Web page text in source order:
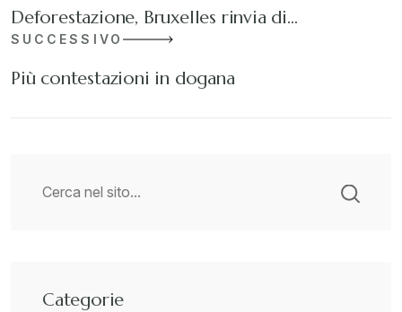
Deforestazione, Bruxelles rinvia di…
SUCCESSIVO
Più contestazioni in dogana
Categorie